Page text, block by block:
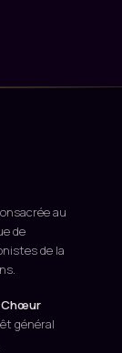
au
de
de la
Chœur
général